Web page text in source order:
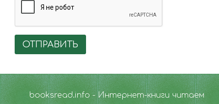
ОТПРАВИТЬ
booksread.info - Интернет-книги читаем